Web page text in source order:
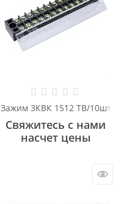
Зажим 3КВК 1512 ТВ/10шт
Свяжитесь с нами
насчет цены